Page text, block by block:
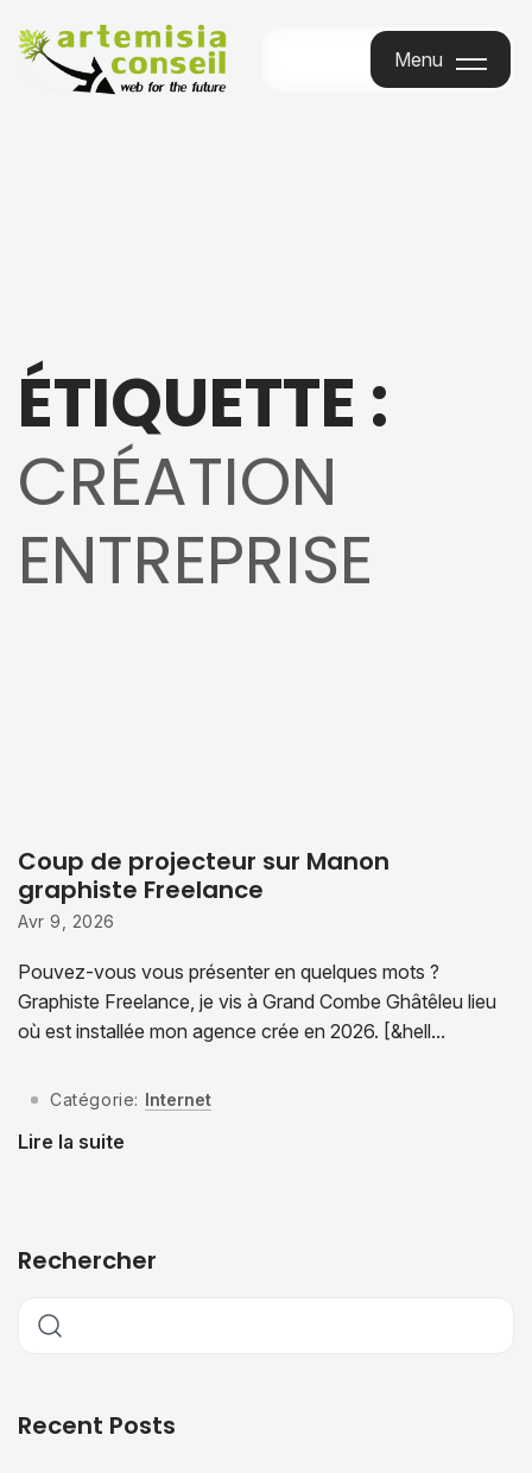
Menu
ÉTIQUETTE :
CRÉATION
ENTREPRISE
Coup de projecteur sur Manon
graphiste Freelance
Avr 9, 2026
Pouvez-vous vous présenter en quelques mots ?
Graphiste Freelance, je vis à Grand Combe Ghâtêleu lieu
où est installée mon agence crée en 2026. [&hell...
Catégorie: Internet
Lire la suite
Rechercher
Recent Posts